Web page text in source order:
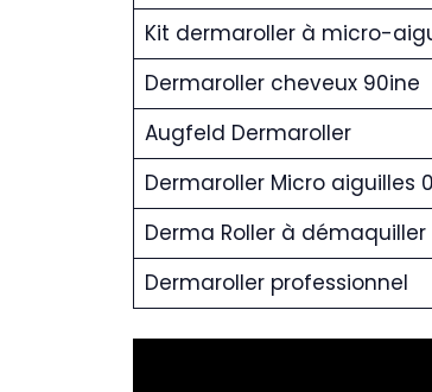
Kit dermaroller à micro-
Dermaroller cheveux 90ine
Augfeld Dermaroller
Dermaroller Micro aiguilles
Derma Roller à démaquiller
Dermaroller professionnel